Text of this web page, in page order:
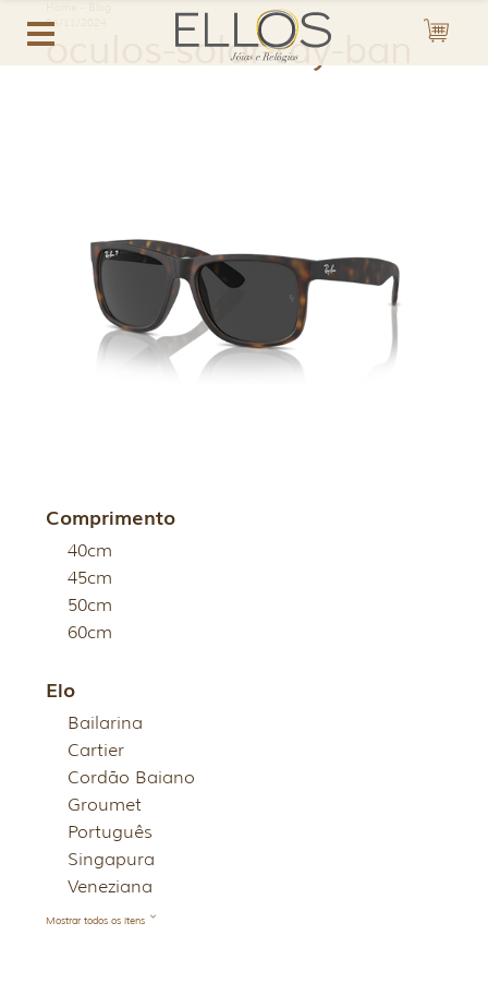
04/11/2024
oculos-solar-ray-ban
Comprimento
40cm
45cm
50cm
60cm
Elo
Bailarina
Cartier
Cordão Baiano
Groumet
Português
Singapura
Veneziana
Mostrar todos os itens